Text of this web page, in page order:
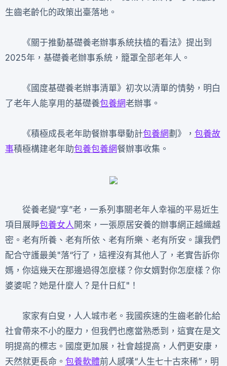
生齒老齡化的政策出臺落地。
《關于推動基礎養老辦事系統扶植的看法》提出到
2025年，基礎養老辦事系統，籠罩全部老年人。
《國度基礎養老辦事清單》初次以清單的情勢，明白
了老年人能享用的基礎養包養網老辦事。
《積極成長老年助餐辦事舉動計包養網劃》， 包養故
事積極構建老年助包養包養網餐辦事收集。
從養老變“享”老，一系列事關老年人幸福的平易近生
項目展睜包養女人開來，一張原居安養的辦事網正越織越
密。老有所養、老有所依、老有所樂、老有所安。讓我們
配合守護最美"落“行了，這裡沒有其他人了，老實告訴你
媽，你這幾天在那邊過得怎麼樣？你女婿對你怎麼樣？你
婆婆呢？她是什麼人？是什日紅"！
家家有白叟，人人城市老。我國疾速的生齒老齡化給
社會帶來不小的壓力，但我們也應當熟悉到，這實在是文
明提高的標志。國度更加展，社會越提高，人們更安康，
天然就更長命。 包養軟體前人感嘆“人生七十古來稀”，明